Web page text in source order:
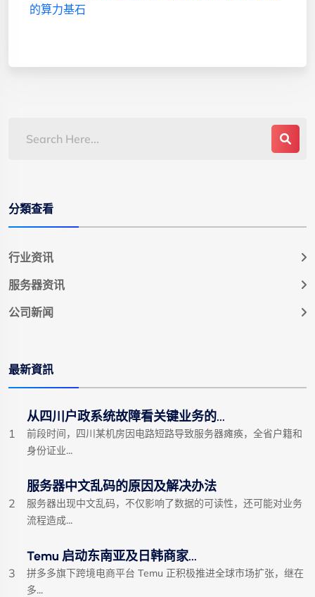
的算力基石
分類查看
行业资讯
服务器资讯
公司新闻
最新資訊
1
从四川户政系统故障看关键业务的...
前段时间，四川某机房因电路短路导致服务器瘫痪，全省户籍和
身份证业...
2
服务器中文乱码的原因及解决办法
服务器出现中文乱码，不仅影响了数据的可读性，还可能对业务
流程造成...
3
Temu 启动东南亚及日韩商家...
拼多多旗下跨境电商平台 Temu 正积极推进全球市场扩张，继在
多...